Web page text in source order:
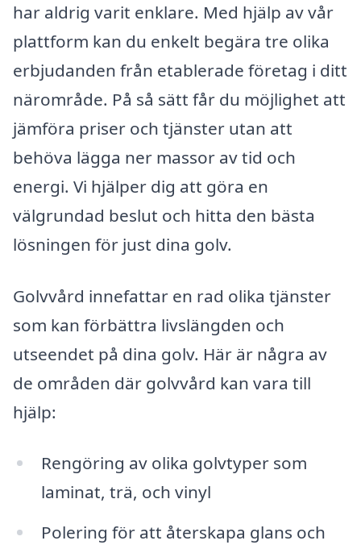
har aldrig varit enklare. Med hjälp av vår
plattform kan du enkelt begära tre olika
erbjudanden från etablerade företag i ditt
närområde. På så sätt får du möjlighet att
jämföra priser och tjänster utan att
behöva lägga ner massor av tid och
energi. Vi hjälper dig att göra en
välgrundad beslut och hitta den bästa
lösningen för just dina golv.
Golvvård innefattar en rad olika tjänster
som kan förbättra livslängden och
utseendet på dina golv. Här är några av
de områden där golvvård kan vara till
hjälp:
Rengöring av olika golvtyper som
laminat, trä, och vinyl
Polering för att återskapa glans och